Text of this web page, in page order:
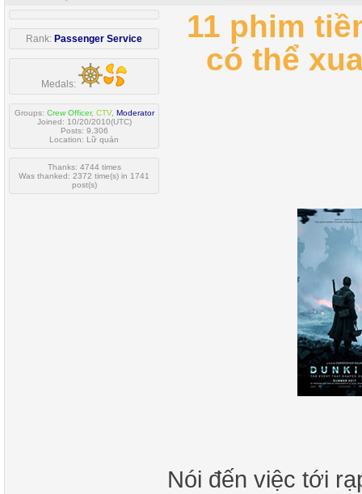
Rank: Passenger Service
Medals:
Groups: Crew Officer, CTV, Moderator
Joined: 10/20/2010(UTC)
Posts: 9,306
Location: Lữ quán
Thanks: 4744 times
Was thanked: 2372 time(s) in 1741
post(s)
11 phim
có thể
Nói đến việc tới